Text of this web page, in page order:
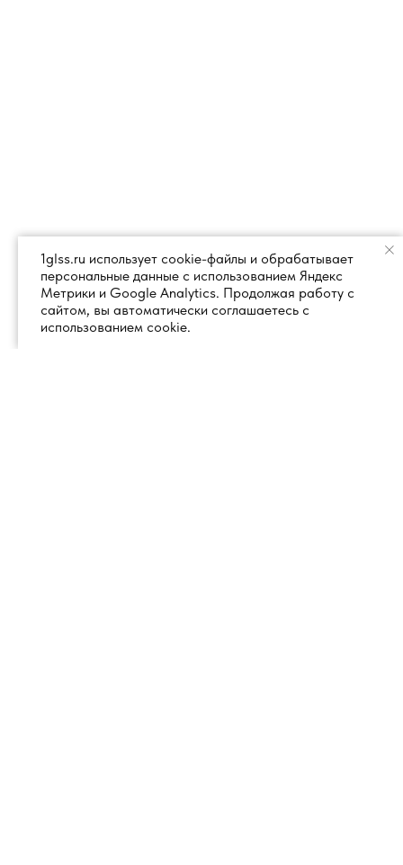
1glss.ru использует cookie-файлы и обрабатывает
персональные данные с использованием Яндекс
Метрики и Google Analytics. Продолжая работу с
сайтом, вы автоматически соглашаетесь с
использованием cookie.